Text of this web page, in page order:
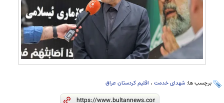
برچسب ها: شهدای خدمت ، اقلیم کردستان عراق